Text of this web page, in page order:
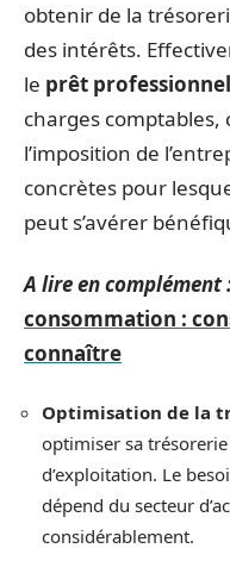
obtenir de la
des intérêts.
le prêt professionnel
charges
l’imposition de
concrètes pour
peut s’avérer
A lire en complément
consommation :
connaître
Optimisation de la
optimiser sa
d’exploitation. Le
dépend du secteur
considérablement.